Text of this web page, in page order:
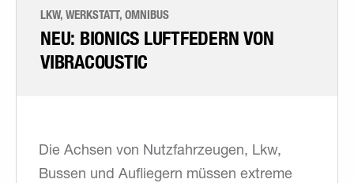
LKW, WERKSTATT, OMNIBUS
NEU: BIONICS LUFTFEDERN VON
VIBRACOUSTIC
Die Achsen von Nutzfahrzeugen, Lkw,
Bussen und Aufliegern müssen extreme